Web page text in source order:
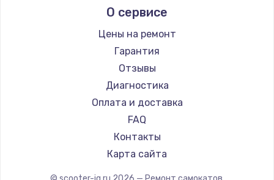
Hunter
Shorner
Joyor
Minimotors
Bork
Segway
KIRIN
О сервисе
Цены на ремонт
Гарантия
Отзывы
Диагностика
Оплата и доставка
FAQ
Контакты
Карта сайта